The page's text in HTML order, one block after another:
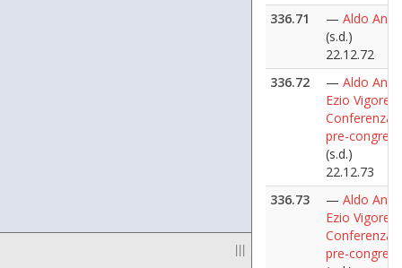
|||
336.71
— Aldo
(s.d.)
22.12.72
336.72
— Aldo
Ezio Vigorelli
Conferenza
pre-
(s.d.)
22.12.73
336.73
— Aldo
Ezio Vigorelli
Conferenza
pre-